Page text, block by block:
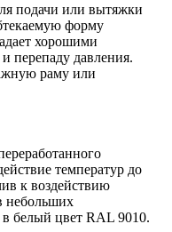
подачи или вытяжки
форму
хорошими
перепаду давления.
раму или
температур до
к воздействию
небольших
белый цвет RAL 9010.